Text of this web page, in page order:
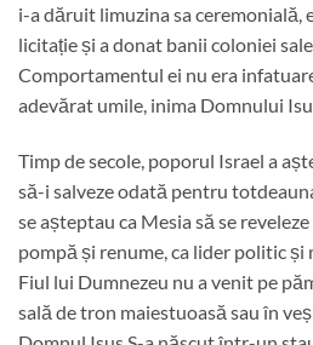
i-a dăruit limuzina sa ceremonială,
licitație și a donat banii coloniei
Comportamentul ei nu era
adevărat umile, inima Domnului
Timp de secole, poporul Israel a
să-i salveze odată pentru
se așteptau ca Mesia să se
pompă și renume, ca lider politic și
Fiul lui Dumnezeu nu a venit pe
sală de tron maiestuoasă sau în